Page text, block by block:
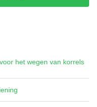
het wegen van korrels